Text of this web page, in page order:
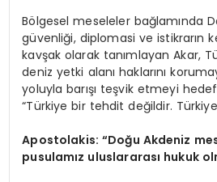
Bölgesel meseleler bağlamında
güvenliği, diplomasi ve istikrarın
kavşak olarak tanımlayan Akar,
deniz yetki alanı haklarını
yoluyla barışı teşvik etmeyi
“Türkiye bir tehdit değildir.
Apostolakis: “Doğu Akdeniz
pusulamız uluslararası hukuk